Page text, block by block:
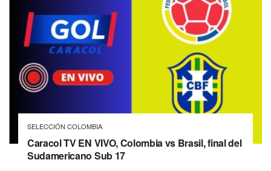
SELECCIÓN COLOMBIA
Caracol TV EN VIVO, Colombia vs Brasil, final del
Sudamericano Sub 17